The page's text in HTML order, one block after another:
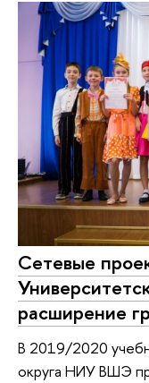
Сетевые
расширение
В 2019/2020
округа НИУ ВШЭ